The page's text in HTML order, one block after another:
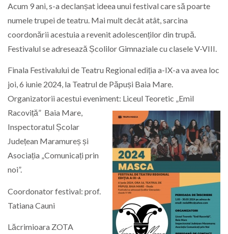
Acum 9 ani, s-a declanșat ideea unui festival care să poarte
numele trupei de teatru. Mai mult decât atât, sarcina
coordonării acestuia a revenit adolescenților din trupă.
Festivalul se adresează Școlilor Gimnaziale cu clasele V-VIII.
Finala Festivalului de Teatru Regional ediția a-IX-a va avea loc
joi, 6 iunie 2024, la Teatrul de Păpuși Baia Mare.
Organizatorii acestui eveniment: Liceul Teoretic „Emil
Racoviță” Baia Mare,
Inspectoratul Școlar
Județean Maramureș și
Asociația „Comunicați prin
noi”.
Coordonator festival: prof.
Tatiana Cauni
Lăcrimioara ZOTA